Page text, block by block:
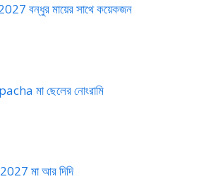
বন্ধুর মায়ের সাথে কয়েকজন
মা ছেলের নোংরামি
মা আর দিদি